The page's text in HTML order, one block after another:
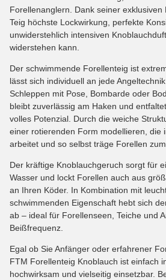
Forellenanglern. Dank seiner
Teig höchste Lockwirkung, perfekte
unwiderstehlich intensiven
widerstehen kann.
Der schwimmende Forellenteig ist
lässt sich individuell an jede
Schleppen mit Pose, Bombarde oder
bleibt zuverlässig am Haken und
volles Potenzial. Durch die weiche
einer rotierenden Form modellieren, die
arbeitet und so selbst träge Forellen zum
Der kräftige Knoblauchgeruch sorgt für
Wasser und lockt Forellen auch aus
an Ihren Köder. In Kombination mit
schwimmenden Eigenschaft hebt sich
ab – ideal für Forellenseen, Teiche und
Beißfrequenz.
Egal ob Sie Anfänger oder erfahrener
FTM Forellenteig Knoblauch ist einfach
hochwirksam und vielseitig einsetzbar.